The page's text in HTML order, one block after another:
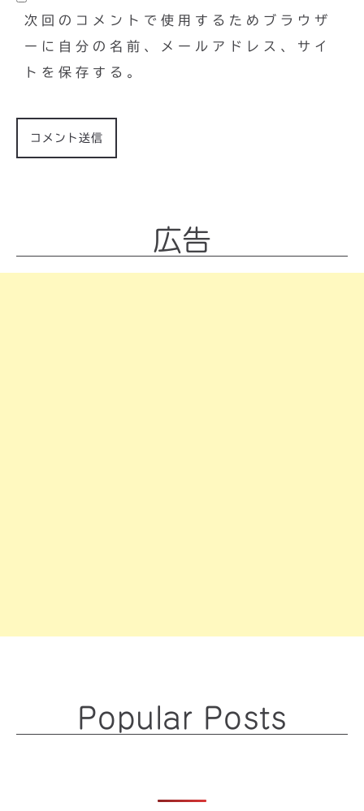
次回のコメントで使用するためブラウザ
ーに自分の名前、メールアドレス、サイ
トを保存する。
広告
Popular Posts